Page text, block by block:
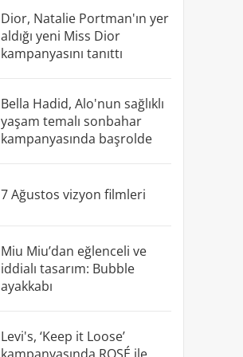
Dior, Natalie Portman'ın yer
aldığı yeni Miss Dior
kampanyasını tanıttı
Bella Hadid, Alo'nun sağlıklı
yaşam temalı sonbahar
kampanyasında başrolde
7 Ağustos vizyon filmleri
Miu Miu’dan eğlenceli ve
iddialı tasarım: Bubble
ayakkabı
Levi's, ‘Keep it Loose’